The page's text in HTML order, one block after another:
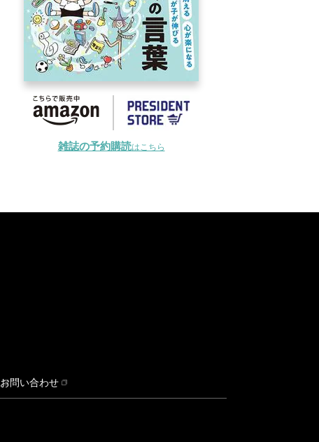
雑誌の予約購読はこちら
お問い合わせ